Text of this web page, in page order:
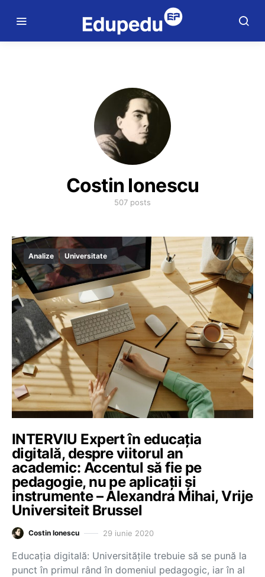
Costin Ionescu
507 posts
Analize Universitate
INTERVIU Expert în educația
digitală, despre viitorul an
academic: Accentul să fie pe
pedagogie, nu pe aplicații și
instrumente – Alexandra Mihai, Vrije
Universiteit Brussel
Costin Ionescu 29 iunie 2020
Educaţia digitală: Universitățile trebuie să se pună la
punct în primul rând în domeniul pedagogic, iar în al